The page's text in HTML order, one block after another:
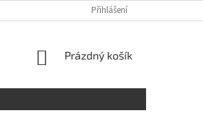
KDE NÁS NAJDETE
Přihlášení
NÁKUPNÍ
Prázdný košík